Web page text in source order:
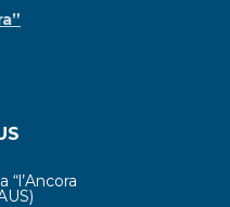
“l’Ancora